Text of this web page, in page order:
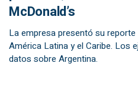
McDonald’s
La empresa presentó su
América Latina y el Caribe. Los
datos sobre Argentina.